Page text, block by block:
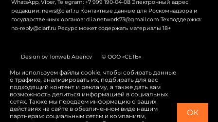
WhatsApp, Viber, Telegram: +7 999 190-04-08 Электронный адрес
редакции: news@ciarf.ru Контактные данные для Роскомнадзора и
государственных органов: d.i.a.network73@gmail.com Техподдержка:
no-reply@ciarf.ru Ресурс может содержать материалы 18+
Design by Tonweb Agency © ООО «СЕТЬ»
Политика конфиденциальности Карта сайта
Switch to English
Мы используем файлы cookie, чтобы собирать данные
о трафике, анализировать их, подбирать для вас
подходящий контент и рекламу, а также дать вам
возможность делиться информацией в социальных
сетях. Также мы передаем информацию о ваших
действиях на сайте в обезличенном виде нашим
партнерам: социальным сетям и компаниям,
OK